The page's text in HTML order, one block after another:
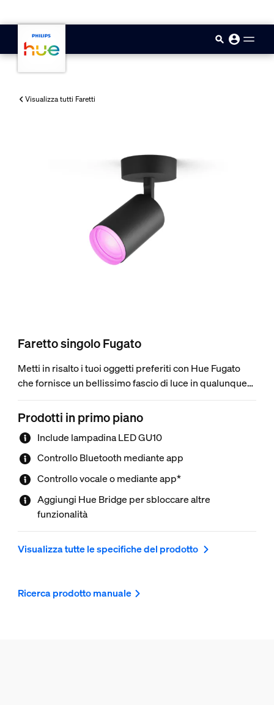
Visualizza tutti Faretti
Faretto singolo Fugato
Metti in risalto i tuoi oggetti preferiti con Hue Fugato
che fornisce un bellissimo fascio di luce in qualunque
tonalità di bianco e oltre 16 milioni di colori. Utilizza il
Bluetooth per controllare la luce all'istante all'interno di
una stanza o connettiti Hue Bridge per sbloccare
l'intera gamma di funzionalità.
Prodotti in primo piano
Include lampadina LED GU10
Controllo Bluetooth mediante app
Controllo vocale o mediante app*
Aggiungi Hue Bridge per sbloccare altre
funzionalità
Visualizza tutte le specifiche del prodotto
Ricerca prodotto manuale